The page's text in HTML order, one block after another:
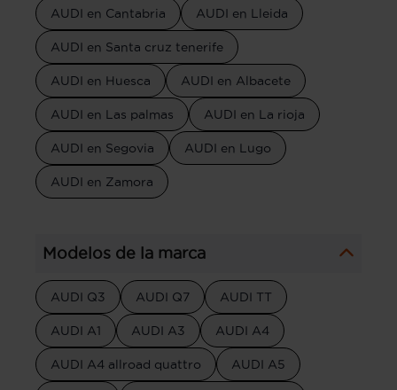
AUDI en Cantabria AUDI en Lleida
AUDI en Santa cruz tenerife
AUDI en Huesca AUDI en Albacete
AUDI en Las palmas AUDI en La rioja
AUDI en Segovia AUDI en Lugo
AUDI en Zamora
Modelos de la marca
AUDI Q3 AUDI Q7 AUDI TT
AUDI A1 AUDI A3 AUDI A4
AUDI A4 allroad quattro AUDI A5